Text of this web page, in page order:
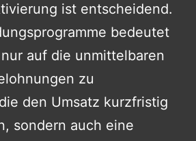
ist entscheidend.
bedeutet
auf die unmittelbaren
zu
den Umsatz kurzfristig
sondern auch eine